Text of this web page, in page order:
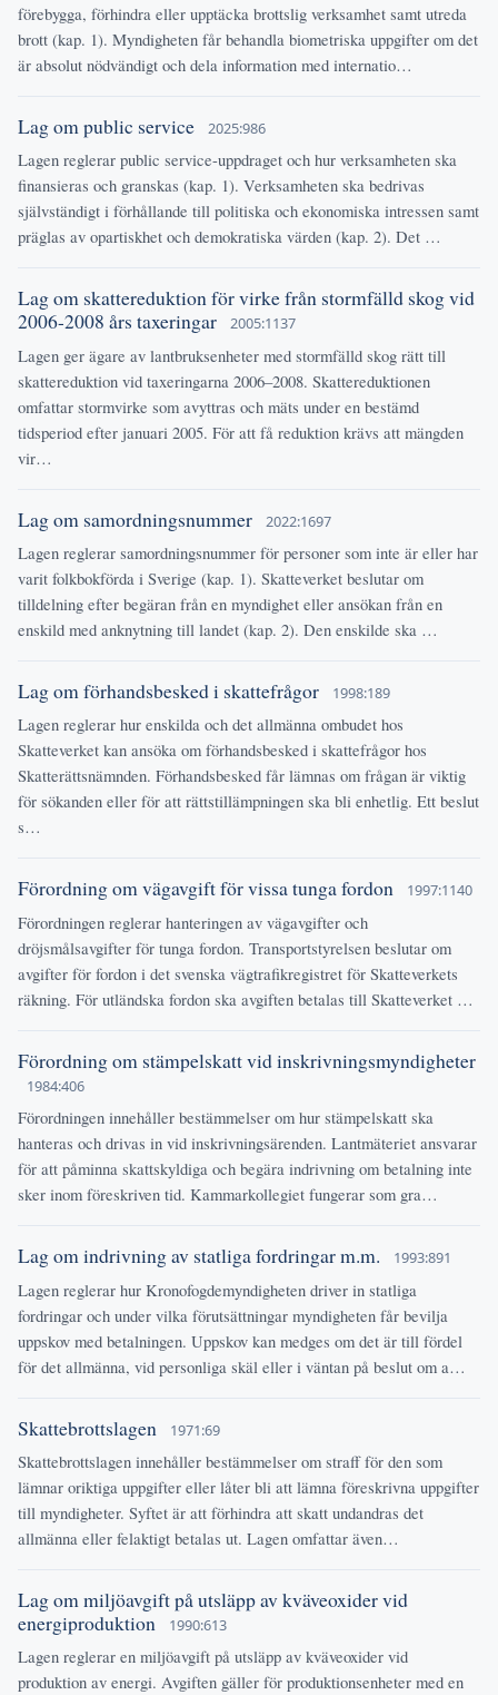
förebygga, förhindra eller upptäcka brottslig verksamhet samt utreda
brott (kap. 1). Myndigheten får behandla biometriska uppgifter om det
är absolut nödvändigt och dela information med internatio…
Lag om public service 2025:986
Lagen reglerar public service-uppdraget och hur verksamheten ska
finansieras och granskas (kap. 1). Verksamheten ska bedrivas
självständigt i förhållande till politiska och ekonomiska intressen samt
präglas av opartiskhet och demokratiska värden (kap. 2). Det …
Lag om skattereduktion för virke från stormfälld skog vid
2006-2008 års taxeringar
2005:1137
Lagen ger ägare av lantbruksenheter med stormfälld skog rätt till
skattereduktion vid taxeringarna 2006–2008. Skattereduktionen
omfattar stormvirke som avyttras och mäts under en bestämd
tidsperiod efter januari 2005. För att få reduktion krävs att mängden
vir…
Lag om samordningsnummer 2022:1697
Lagen reglerar samordningsnummer för personer som inte är eller har
varit folkbokförda i Sverige (kap. 1). Skatteverket beslutar om
tilldelning efter begäran från en myndighet eller ansökan från en
enskild med anknytning till landet (kap. 2). Den enskilde ska …
Lag om förhandsbesked i skattefrågor 1998:189
Lagen reglerar hur enskilda och det allmänna ombudet hos
Skatteverket kan ansöka om förhandsbesked i skattefrågor hos
Skatterättsnämnden. Förhandsbesked får lämnas om frågan är viktig
för sökanden eller för att rättstillämpningen ska bli enhetlig. Ett beslut
s…
Förordning om vägavgift för vissa tunga fordon 1997:1140
Förordningen reglerar hanteringen av vägavgifter och
dröjsmålsavgifter för tunga fordon. Transportstyrelsen beslutar om
avgifter för fordon i det svenska vägtrafikregistret för Skatteverkets
räkning. För utländska fordon ska avgiften betalas till Skatteverket …
Förordning om stämpelskatt vid inskrivningsmyndigheter
1984:406
Förordningen innehåller bestämmelser om hur stämpelskatt ska
hanteras och drivas in vid inskrivningsärenden. Lantmäteriet ansvarar
för att påminna skattskyldiga och begära indrivning om betalning inte
sker inom föreskriven tid. Kammarkollegiet fungerar som gra…
Lag om indrivning av statliga fordringar m.m. 1993:891
Lagen reglerar hur Kronofogdemyndigheten driver in statliga
fordringar och under vilka förutsättningar myndigheten får bevilja
uppskov med betalningen. Uppskov kan medges om det är till fördel
för det allmänna, vid personliga skäl eller i väntan på beslut om a…
Skattebrottslagen 1971:69
Skattebrottslagen innehåller bestämmelser om straff för den som
lämnar oriktiga uppgifter eller låter bli att lämna föreskrivna uppgifter
till myndigheter. Syftet är att förhindra att skatt undandras det
allmänna eller felaktigt betalas ut. Lagen omfattar även…
Lag om miljöavgift på utsläpp av kväveoxider vid
energiproduktion
1990:613
Lagen reglerar en miljöavgift på utsläpp av kväveoxider vid
produktion av energi. Avgiften gäller för produktionsenheter med en